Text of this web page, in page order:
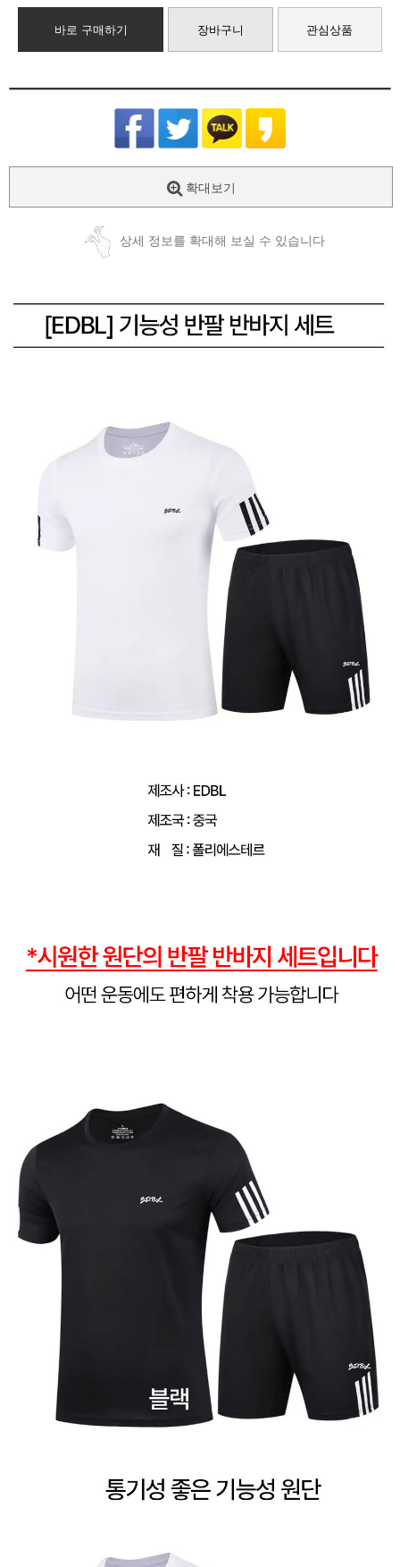
바로 구매하기 장바구니 관심상품
확대보기
상세 정보를 확대해 보실 수 있습니다